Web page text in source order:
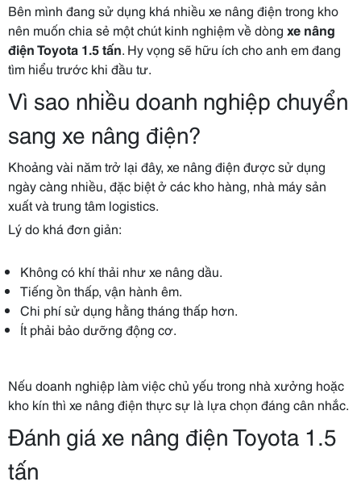
Bên mình đang sử dụng khá nhiều xe nâng điện trong kho
nên muốn chia sẻ một chút kinh nghiệm về dòng xe nâng
điện Toyota 1.5 tấn. Hy vọng sẽ hữu ích cho anh em đang
tìm hiểu trước khi đầu tư.
Vì sao nhiều doanh nghiệp chuyển
sang xe nâng điện?
Khoảng vài năm trở lại đây, xe nâng điện được sử dụng
ngày càng nhiều, đặc biệt ở các kho hàng, nhà máy sản
xuất và trung tâm logistics.
Lý do khá đơn giản:
Không có khí thải như xe nâng dầu.
Tiếng ồn thấp, vận hành êm.
Chi phí sử dụng hằng tháng thấp hơn.
Ít phải bảo dưỡng động cơ.
Nếu doanh nghiệp làm việc chủ yếu trong nhà xưởng hoặc
kho kín thì xe nâng điện thực sự là lựa chọn đáng cân nhắc.
Đánh giá xe nâng điện Toyota 1.5
tấn